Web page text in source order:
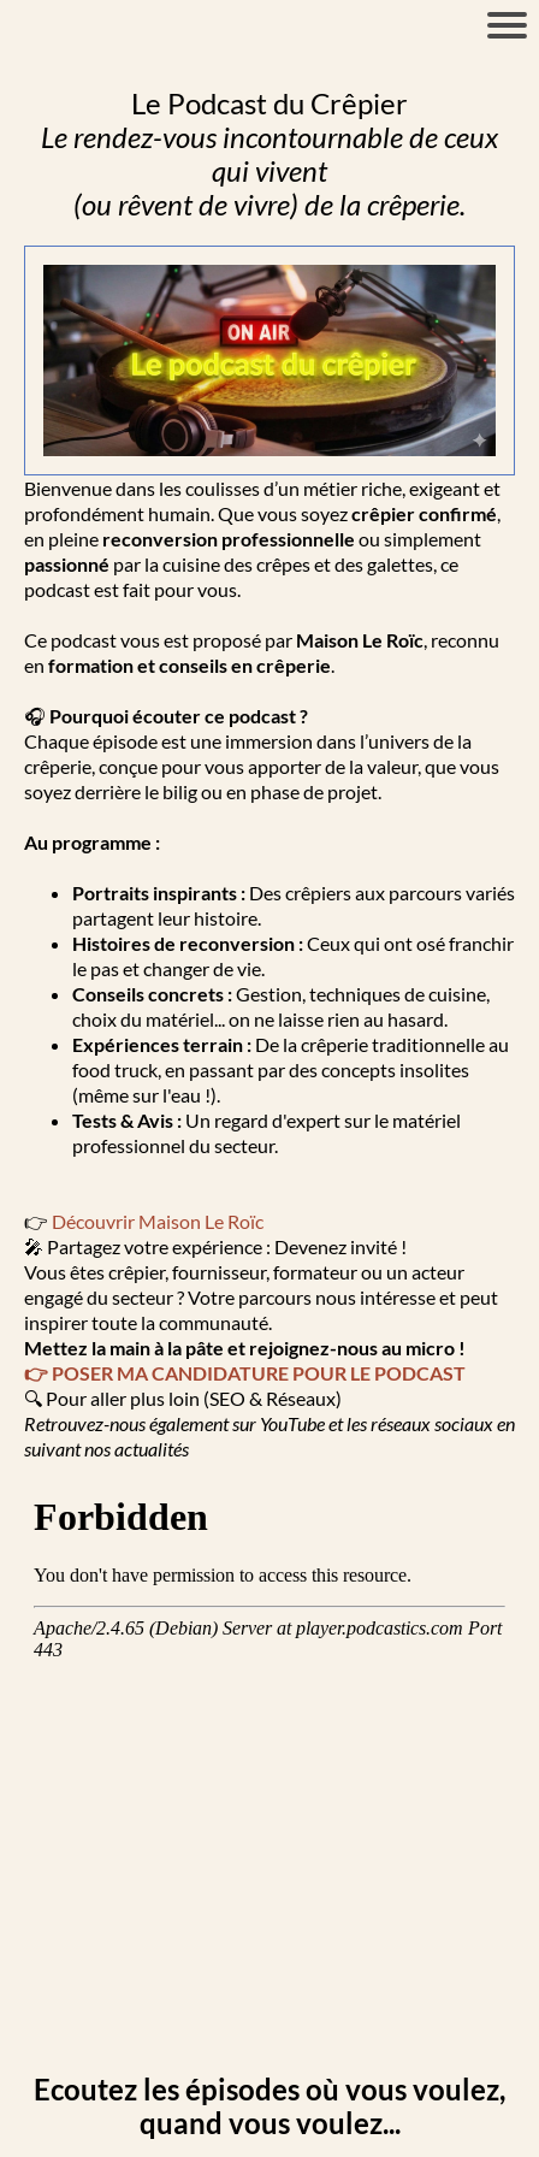
Le Podcast du Crêpier
Le rendez-vous incontournable de ceux
qui vivent
(ou rêvent de vivre) de la crêperie.
Bienvenue dans les coulisses d’un métier riche, exigeant et
profondément humain. Que vous soyezcrêpier confirmé,
en pleine reconversion professionnelle ou simplement
passionné par la cuisine des crêpes et des galettes, ce
podcast est fait pour vous.
Ce podcast vous est proposé par Maison Le Roïc, reconnu
en formation et conseils en crêperie.
🎧 Pourquoi écouter ce podcast ?
Chaque épisode est une immersion dans l’univers de la
crêperie, conçue pour vous apporter de la valeur, que vous
soyez derrière le bilig ou en phase de projet.
Au programme :
Portraits inspirants : Des crêpiers aux parcours variés
partagent leur histoire.
Histoires de reconversion :Ceux qui ont osé franchir
le pas et changer de vie.
Conseils concrets :Gestion, techniques de cuisine,
choix du matériel... on ne laisse rien au hasard.
Expériences terrain : De la crêperie traditionnelle au
food truck, en passant par des concepts insolites
(même sur l'eau !).
Tests & Avis : Un regard d'expert sur le matériel
professionnel du secteur.
👉 Découvrir Maison Le Roïc
🎤 Partagez votre expérience : Devenez invité !
Vous êtes crêpier, fournisseur, formateur ou un acteur
engagé du secteur ? Votre parcours nous intéresse et peut
inspirer toute la communauté.
Mettez la main à la pâte et rejoignez-nous au micro !
👉 POSER MA CANDIDATURE POUR LE PODCAST
🔍 Pour aller plus loin (SEO & Réseaux)
Retrouvez-nous également sur YouTube et les réseaux sociaux en
suivant nos actualités
Ecoutez les épisodes où vous voulez,
quand vous voulez...